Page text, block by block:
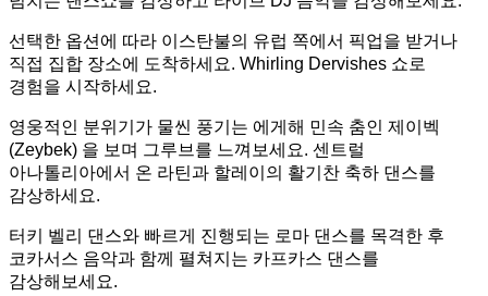
선택한 옵션에 따라 이스탄불의 유럽 쪽에서 픽업을 받거나
직접 집합 장소에 도착하세요. Whirling Dervishes 쇼로
경험을 시작하세요.
영웅적인 분위기가 물씬 풍기는 에게해 민속 춤인 제이벡
(Zeybek) 을 보며 그루브를 느껴보세요. 센트럴
아나톨리아에서 온 라틴과 할레이의 활기찬 축하 댄스를
감상하세요.
터키 벨리 댄스와 빠르게 진행되는 로마 댄스를 목격한 후
코카서스 음악과 함께 펼쳐지는 카프카스 댄스를
감상해보세요.